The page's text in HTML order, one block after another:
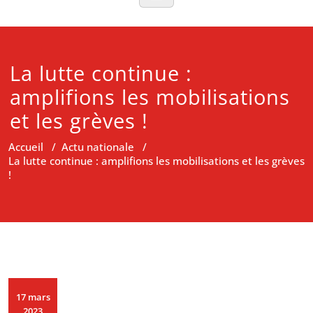
La lutte continue :
amplifions les mobilisations
et les grèves !
Accueil / Actu nationale /
La lutte continue : amplifions les mobilisations et les grèves
!
17 mars